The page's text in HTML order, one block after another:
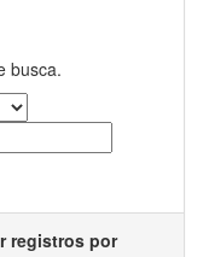
busca.
registros por